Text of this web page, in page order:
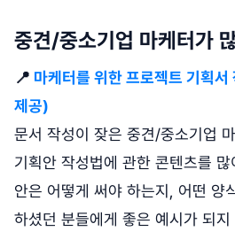
중견/중소기업 마케터가
📍 마케터를 위한 프로젝트 기획
제공)
문서 작성이 잦은 중견/중소기업
기획안 작성법에 관한 콘텐츠를
안은 어떻게 써야 하는지, 어떤 양
하셨던 분들에게 좋은 예시가 되